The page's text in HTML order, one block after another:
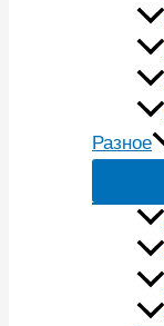
Разное